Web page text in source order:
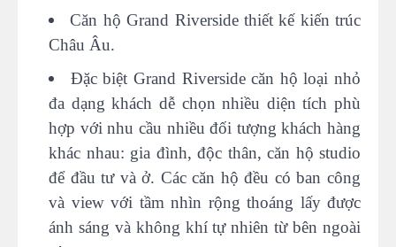
Căn hộ Grand Riverside thiết kế kiến trúc
Châu Âu.
Đặc biệt Grand Riverside căn hộ loại nhỏ
đa dạng khách dễ chọn nhiều diện tích phù
hợp với nhu cầu nhiều đối tượng khách hàng
khác nhau: gia đình, độc thân, căn hộ studio
để đầu tư và ở. Các căn hộ đều có ban công
và view với tầm nhìn rộng thoáng lấy được
ánh sáng và không khí tự nhiên từ bên ngoài